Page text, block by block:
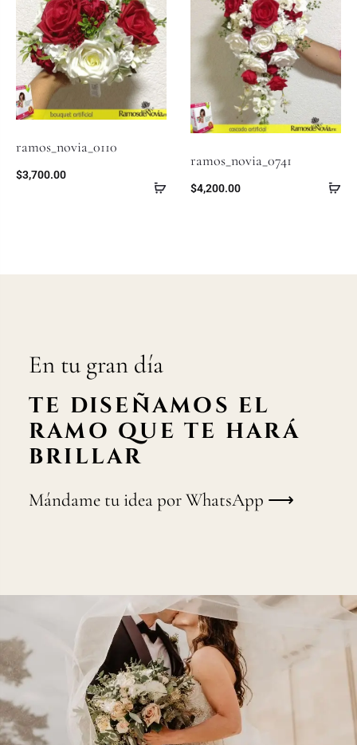
ramos_novia_0110
$3,700.00
ramos_novia_0741
$4,200.00
En tu gran día
TE DISEÑAMOS EL
RAMO QUE TE HARÁ
BRILLAR
Mándame tu idea por WhatsApp ⟶